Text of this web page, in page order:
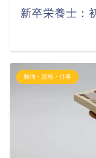
新卒栄養士：
勉強・資格・仕事